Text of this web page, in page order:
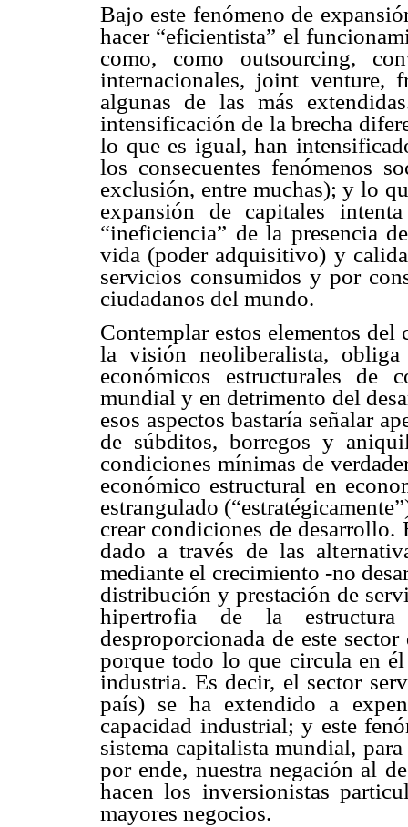
Bajo este fenómeno de
hacer “eficientista” el
como, como outsourcing,
internacionales, joint venture,
algunas de las más
intensificación de la brecha
lo que es igual, han
los consecuentes fenómenos
exclusión, entre muchas); y lo
expansión de capitales
“ineficiencia” de la presencia
vida (poder adquisitivo) y
servicios consumidos y por
ciudadanos del mundo.
Contemplar estos elementos
la visión neoliberalista,
económicos estructurales de
mundial y en detrimento del
esos aspectos bastaría señalar
de súbditos, borregos y
condiciones mínimas de
económico estructural en
estrangulado
crear condiciones de
dado a través de las
mediante el crecimiento -no
distribución y prestación de
hipertrofia de la
desproporcionada de este
porque todo lo que circula en
industria. Es decir, el sector
país) se ha extendido a
capacidad industrial; y este
sistema capitalista mundial,
por ende, nuestra negación al
hacen los inversionistas
mayores negocios.